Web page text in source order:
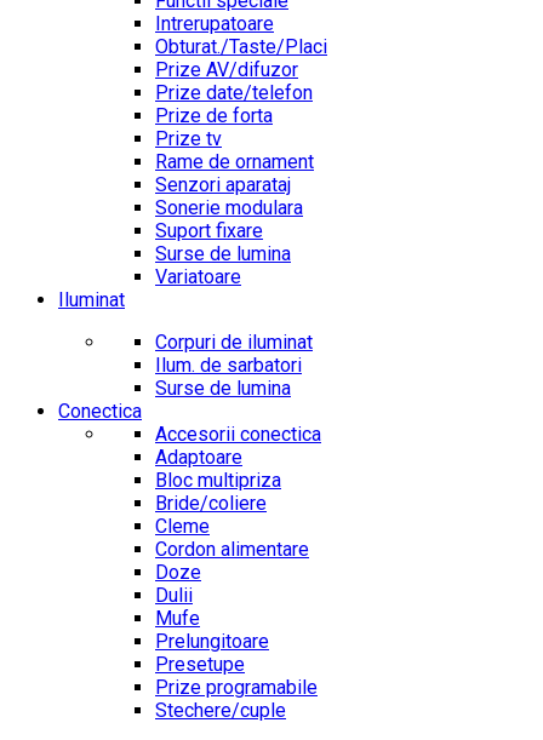
Intrerupatoare
Obturat./Taste/Placi
Prize AV/difuzor
Prize date/telefon
Prize de forta
Prize tv
Rame de ornament
Senzori aparataj
Sonerie modulara
Suport fixare
Surse de lumina
Variatoare
Iluminat
Corpuri de iluminat
Ilum. de sarbatori
Surse de lumina
Conectica
Accesorii conectica
Adaptoare
Bloc multipriza
Bride/coliere
Cleme
Cordon alimentare
Doze
Dulii
Mufe
Prelungitoare
Presetupe
Prize programabile
Stechere/cuple